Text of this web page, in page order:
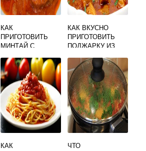
КАК
ПРИГОТОВИТЬ
МИНТАЙ С
СКОВОРОДЕ
ВКУСНО И
ТОМАТНОЙ
ПАСТОЙ
КАК ВКУСНО
ПРИГОТОВИТЬ
ПОДЖАРКУ ИЗ
СКОВОРОДЕ С
ЛУКОМ И
МОРКОВЬЮ
КАК
ЧТО